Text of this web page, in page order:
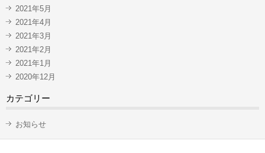
2021年5月
2021年4月
2021年3月
2021年2月
2021年1月
2020年12月
カテゴリー
お知らせ